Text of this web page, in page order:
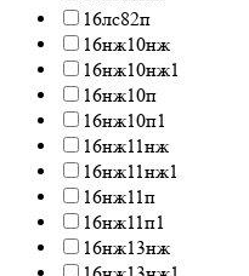
16лс82п
16нж10нж
16нж10нж1
16нж10п
16нж10п1
16нж11нж
16нж11нж1
16нж11п
16нж11п1
16нж13нж